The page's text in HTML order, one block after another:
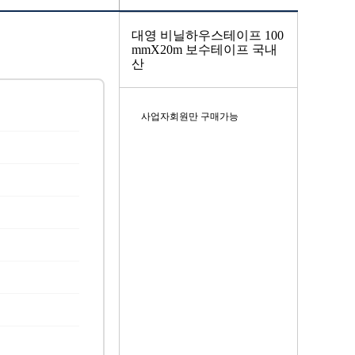
대영 비닐하우스테이프 100
mmX20m 보수테이프 국내
산
사업자회원만 구매가능